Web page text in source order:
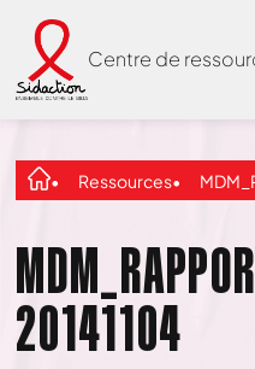
Centre de
Ressources
20141104